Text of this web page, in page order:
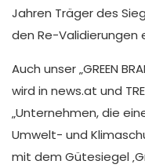
Jahren Träger des
den Re-Validierungen
Auch unser „GREEN
wird in news.at und
„Unternehmen, die
Umwelt- und
mit dem Gütesiegel